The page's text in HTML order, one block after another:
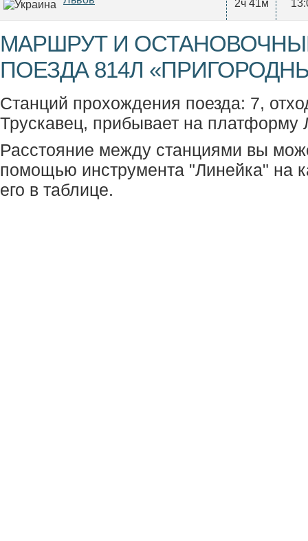
2ч 41м
МАРШРУТ И
ПОЕЗДА 814Л
Станций прохождения поезда: 7,
Трускавец, прибывает на платформу
Расстояние между станциями вы
помощью инструмента "Линейка" на
его в таблице.